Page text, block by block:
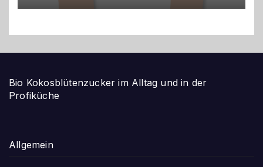
Bio Kokosblütenzucker im Alltag und in der
Profiküche
Allgemein